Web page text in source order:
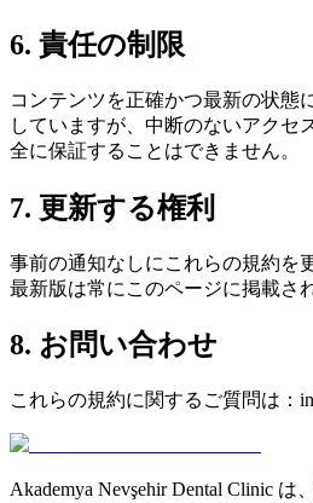
6. 責任の制限
コンテンツを正確かつ最新の状態
していますが、中断のないアクセ
全に保証することはできません。
7. 更新する権利
事前の通知なしにこれらの規約を
最新版は常にこのページに掲載さ
8. お問い合わせ
これらの規約に関するご質問は：
Akademya Nevşehir Dental Clinic